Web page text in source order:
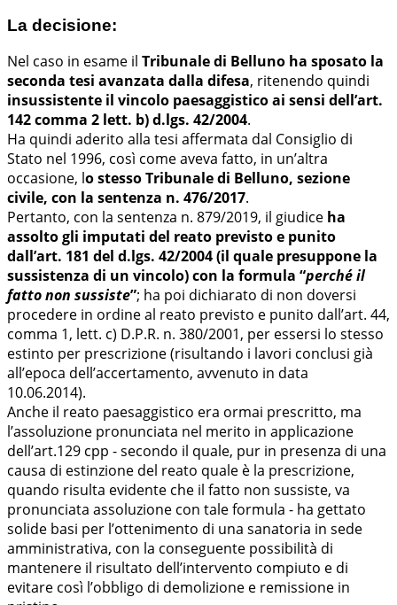
La decisione:
Nel caso in esame il Tribunale di Belluno ha sposato la
seconda tesi avanzata dalla difesa, ritenendo quindi
insussistente il vincolo paesaggistico ai sensi dell’art.
142 comma 2 lett. b) d.lgs. 42/2004.
Ha quindi aderito alla tesi affermata dal Consiglio di
Stato nel 1996, così come aveva fatto, in un’altra
occasione, lo stesso Tribunale di Belluno, sezione
civile, con la sentenza n. 476/2017.
Pertanto, con la sentenza n. 879/2019, il giudice ha
assolto gli imputati del reato previsto e punito
dall’art. 181 del d.lgs. 42/2004 (il quale presuppone la
sussistenza di un vincolo) con la formula “perché il
fatto non sussiste”; ha poi dichiarato di non doversi
procedere in ordine al reato previsto e punito dall’art. 44,
comma 1, lett. c) D.P.R. n. 380/2001, per essersi lo stesso
estinto per prescrizione (risultando i lavori conclusi già
all’epoca dell’accertamento, avvenuto in data
10.06.2014).
Anche il reato paesaggistico era ormai prescritto, ma
l’assoluzione pronunciata nel merito in applicazione
dell’art.129 cpp - secondo il quale, pur in presenza di una
causa di estinzione del reato quale è la prescrizione,
quando risulta evidente che il fatto non sussiste, va
pronunciata assoluzione con tale formula - ha gettato
solide basi per l’ottenimento di una sanatoria in sede
amministrativa, con la conseguente possibilità di
mantenere il risultato dell’intervento compiuto e di
evitare così l’obbligo di demolizione e remissione in